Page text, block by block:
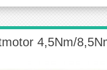
4,5Nm/